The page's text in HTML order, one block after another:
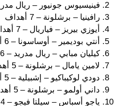
فينيسيوس جونيور – ريال مدريد – 8
رافينيا – برشلونة – 7 أهداف
أيوزي بيريز – فياريال – 7 أهداف.
أنتي بوديمير – أوساسونا – 6 أهداف.
كيليان مبابي – ريال مدريد – 6 أهداف.
لامين يامال – برشلونة – 5 أهداف
دودي لوكيباكيو – إشبيلية – 5 أهداف.
داني أولمو – برشلونة – 5 أهداف
ياجو أسباس – سيلتا فيجو – 4 أهداف.